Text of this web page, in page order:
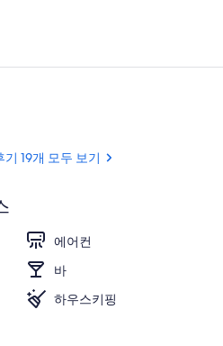
암막 커튼, 간이 침대, 침대 시트
기 19개 모두 보기
에어컨
바
하우스키핑